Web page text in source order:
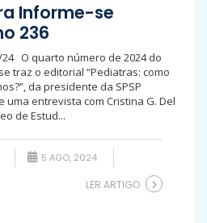
Informe-se
236
O quarto número de 2024 do
traz o editorial “Pediatras: como
da presidente da SPSP
uma entrevista com Cristina G. Del
de Estud...
5 AGO, 2024
LER ARTIGO